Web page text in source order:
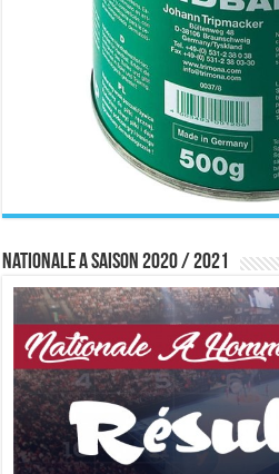
Nationale A saison 2020 / 2021